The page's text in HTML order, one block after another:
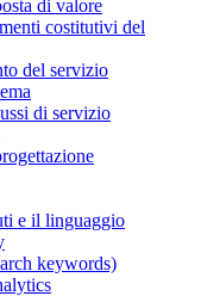
di valore
costitutivi del
del servizio
di servizio
e il linguaggio
keywords)